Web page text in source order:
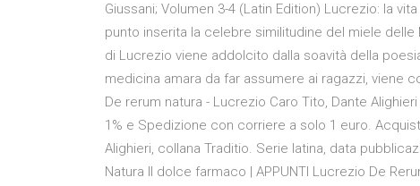
Giussani; Volumen 3-4 (Latin Edition) Lucrezio: la
punto inserita la celebre similitudine del miele delle
di Lucrezio viene addolcito dalla soavità della
medicina amara da far assumere ai ragazzi, viene
De rerum natura - Lucrezio Caro Tito, Dante
1% e Spedizione con corriere a solo 1 euro.
Alighieri, collana Traditio. Serie latina, data
Natura Il dolce farmaco | APPUNTI Lucrezio De